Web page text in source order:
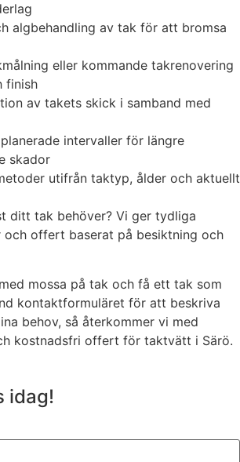
algbehandling av tak för att bromsa
eller kommande takrenovering
finish
av takets skick i samband med
intervaller för längre
skador
utifrån taktyp, ålder och aktuellt
ditt tak behöver? Vi ger tydliga
och offert baserat på besiktning och
mossa på tak och få ett tak som
kontaktformuläret för att beskriva
behov, så återkommer vi med
kostnadsfri offert för taktvätt i Särö.
idag!